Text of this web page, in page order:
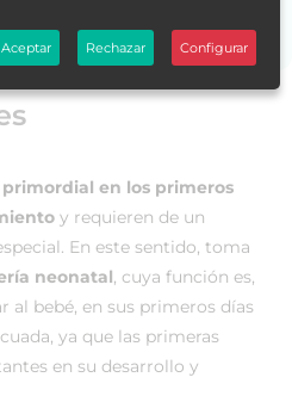
en los primeros
y requieren de un
En este sentido, toma
neonatal, cuya función es,
al bebé, en sus primeros días
ya que las primeras
en su desarrollo y
Aceptar Rechazar Configurar